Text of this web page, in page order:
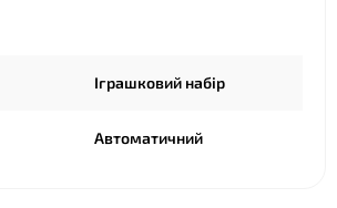
Іграшковий набір
Автоматичний